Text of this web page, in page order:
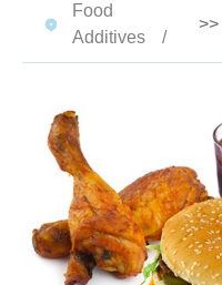
Food
Additives
>>